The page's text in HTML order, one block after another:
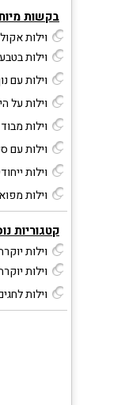
בקשות
וילות
וילות בטבע
וילות עם
וילות על
וילות
וילות עם
וילות
וילות
קטגוריות
וילות
וילות
וילות